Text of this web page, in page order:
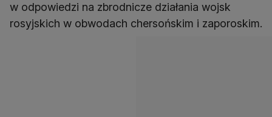
w odpowiedzi na zbrodnicze działania wojsk
rosyjskich w obwodach chersońskim i zaporoskim.